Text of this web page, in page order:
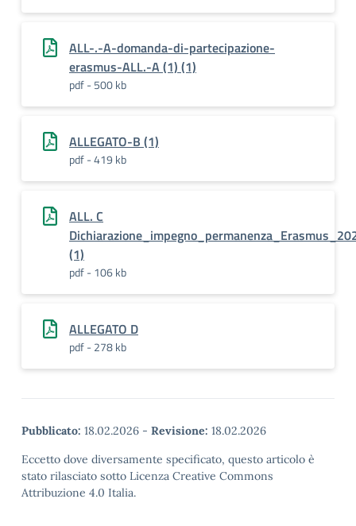
ALL-.-A-domanda-di-partecipazione-
erasmus-ALL.-A (1) (1)
pdf - 500 kb
ALLEGATO-B (1)
pdf - 419 kb
ALL. C
(1)
pdf - 106 kb
ALLEGATO D
pdf - 278 kb
Pubblicato: 18.02.2026 - Revisione: 18.02.2026
Eccetto dove diversamente specificato, questo articolo è
stato rilasciato sotto Licenza Creative Commons
Attribuzione 4.0 Italia.